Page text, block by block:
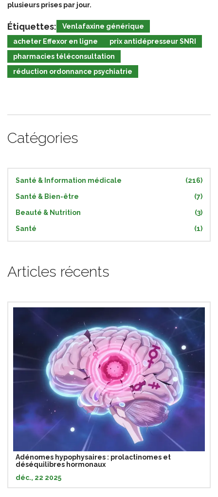
plusieurs prises par jour.
Étiquettes:
Venlafaxine générique
acheter Effexor en ligne
prix antidépresseur SNRI
pharmacies téléconsultation
réduction ordonnance psychiatrie
Catégories
Santé & Information médicale (216)
Santé & Bien-être (7)
Beauté & Nutrition (3)
Santé (1)
Articles récents
Adénomes hypophysaires : prolactinomes et
déséquilibres hormonaux
déc., 22 2025